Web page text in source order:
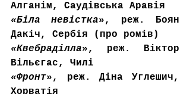
Алганім, Саудівська Аравія
«Біла невістка», реж. Боян
Дакіч, Сербія (про ромів)
«Квебраділла», реж. Віктор
Вільєгас, Чилі
«Фронт», реж. Діна Углешич,
Хорватія